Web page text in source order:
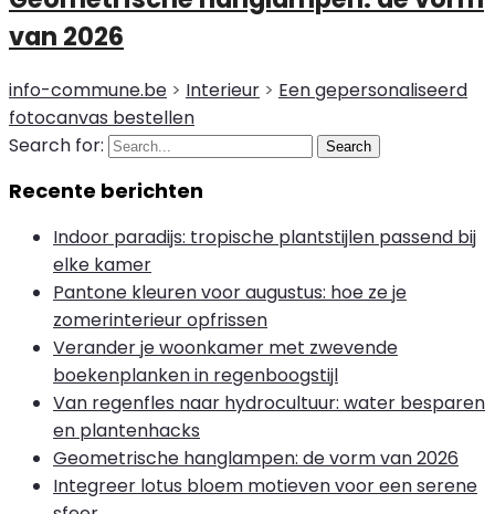
van 2026
info-commune.be > Interieur > Een gepersonaliseerd
fotocanvas bestellen
Search for:
Search
Recente berichten
Indoor paradijs: tropische plantstijlen passend bij
elke kamer
Pantone kleuren voor augustus: hoe ze je
zomerinterieur opfrissen
Verander je woonkamer met zwevende
boekenplanken in regenboogstijl
Van regenfles naar hydrocultuur: water besparen
en plantenhacks
Geometrische hanglampen: de vorm van 2026
Integreer lotus bloem motieven voor een serene